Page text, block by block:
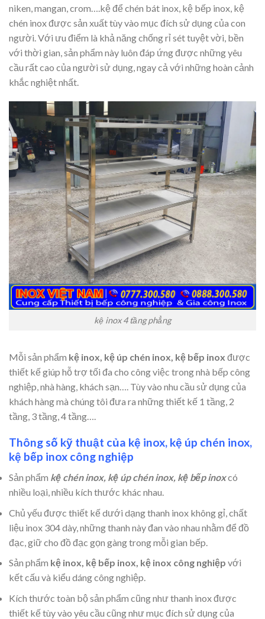
niken, mangan, crom….kệ để chén bát inox, kệ bếp inox, kệ
chén inox được sản xuất tùy vào mục đích sử dụng của con
người. Với ưu điểm là khả năng chống rỉ sét tuyệt vời, bền
với thời gian, sản phẩm này luôn đáp ứng được những yêu
cầu rất cao của người sử dụng, ngay cả với những hoàn cảnh
khắc nghiệt nhất.
kệ inox 4 tầng phẳng
Mỗi sản phẩm kệ inox, kệ úp chén inox, kệ bếp inox được
thiết kế giúp hỗ trợ tối đa cho công việc trong nhà bếp công
nghiệp, nhà hàng, khách sạn…. Tùy vào nhu cầu sử dụng của
khách hàng mà chúng tôi đưa ra những thiết kế 1 tầng, 2
tầng, 3 tầng, 4 tầng….
Thông số kỹ thuật của kệ inox, kệ úp chén inox,
kệ bếp inox công nghiệp
Sản phẩm kệ chén inox, kệ úp chén inox, kệ bếp inoxcó
nhiều loại, nhiều kích thước khác nhau.
Chủ yếu được thiết kế dưới dạng thanh inox không gỉ, chất
liệu inox 304 dày, những thanh này đan vào nhau nhằm để đồ
đạc, giữ cho đồ đạc gọn gàng trong mỗi gian bếp.
Sản phẩm kệ inox, kệ bếp inox, kệ inox công nghiệp với
kết cấu và kiểu dáng công nghiệp.
Kích thước toàn bộ sản phẩm cũng như thanh inox được
thiết kế tùy vào yêu cầu cũng như mục đích sử dụng của